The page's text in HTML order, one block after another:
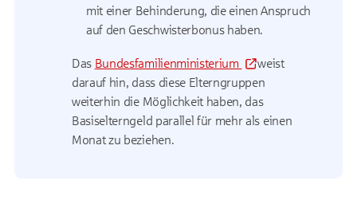
mit einer Behinderung, die einen Anspruch
auf den Geschwisterbonus haben.
Das Bundesfamilienministerium
weist
darauf hin, dass diese Elterngruppen
weiterhin die Möglichkeit haben, das
Basiselterngeld parallel für mehr als einen
Monat zu beziehen.